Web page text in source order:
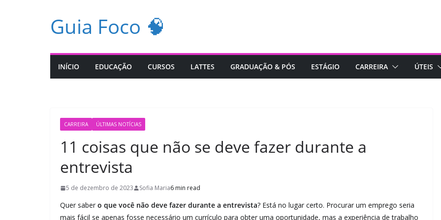
Guia Foco 🧠
INÍCIO EDUCAÇÃO CURSOS LATTES GRADUAÇÃO & PÓS ESTÁGIO CARREIRA ÚTEIS
CARREIRA ÚLTIMAS NOTÍCIAS
11 coisas que não se deve fazer durante a
entrevista
5 de dezembro de 2023 Sofia Maria6 min read
Quer saber o que você não deve fazer durante a entrevista? Está no lugar certo. Procurar um emprego seria
mais fácil se apenas fosse necessário um currículo para obter uma oportunidade, mas a experiência de trabalho